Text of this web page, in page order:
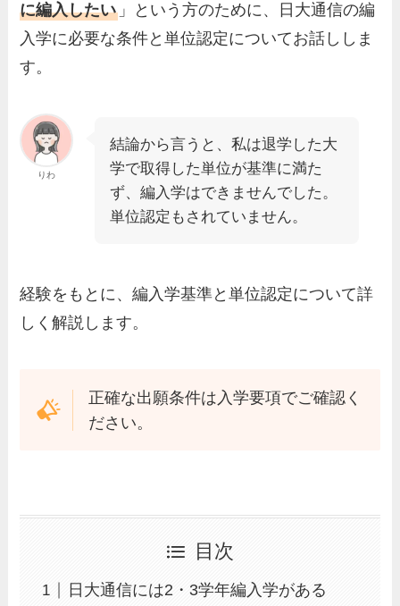
に編入したい 」という方のために、日大通信の編
入学に必要な条件と単位認定についてお話ししま
す。
りわ
結論から言うと、私は退学した大
学で取得した単位が基準に満た
ず、編入学はできませんでした。
単位認定もされていません。
経験をもとに、編入学基準と単位認定について詳
しく解説します。
正確な出願条件は入学要項でご確認く
ださい。
目次
日大通信には2・3学年編入学がある